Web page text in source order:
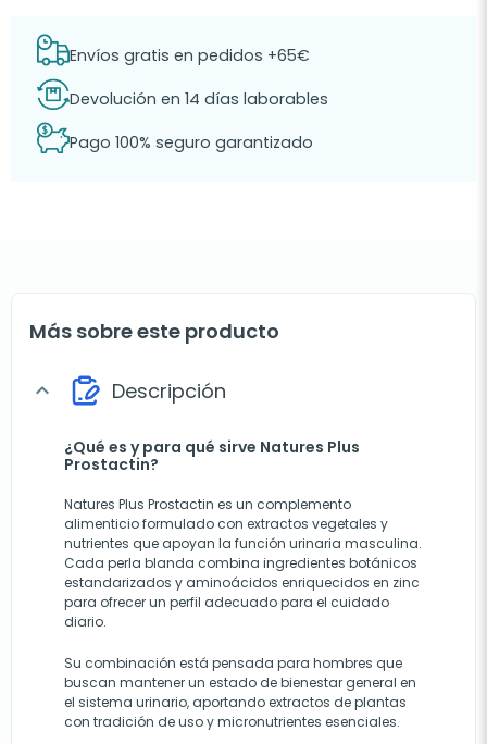
Envíos gratis en pedidos +65€
Devolución en 14 días laborables
Pago 100% seguro garantizado
Más sobre este producto
expand_more Descripción
¿Qué es y para qué sirve Natures Plus
Prostactin?
Natures Plus Prostactin es un complemento
alimenticio formulado con extractos vegetales y
nutrientes que apoyan la función urinaria masculina.
Cada perla blanda combina ingredientes botánicos
estandarizados y aminoácidos enriquecidos en zinc
para ofrecer un perfil adecuado para el cuidado
diario.
Su combinación está pensada para hombres que
buscan mantener un estado de bienestar general en
el sistema urinario, aportando extractos de plantas
con tradición de uso y micronutrientes esenciales.